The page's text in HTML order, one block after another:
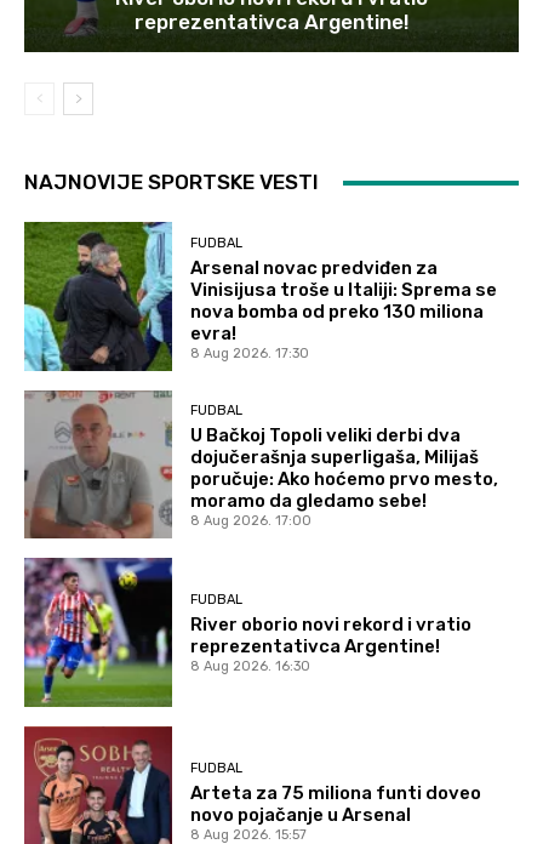
reprezentativca Argentine!
NAJNOVIJE SPORTSKE VESTI
FUDBAL
Arsenal novac predviđen za
Vinisijusa troše u Italiji: Sprema se
nova bomba od preko 130 miliona
evra!
8 Aug 2026. 17:30
FUDBAL
U Bačkoj Topoli veliki derbi dva
dojučerašnja superligaša, Milijaš
poručuje: Ako hoćemo prvo mesto,
moramo da gledamo sebe!
8 Aug 2026. 17:00
FUDBAL
River oborio novi rekord i vratio
reprezentativca Argentine!
8 Aug 2026. 16:30
FUDBAL
Arteta za 75 miliona funti doveo
novo pojačanje u Arsenal
8 Aug 2026. 15:57